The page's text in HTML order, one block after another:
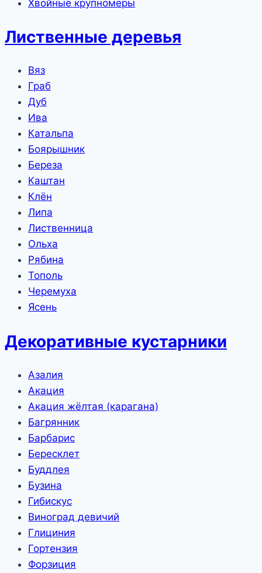
Хвойные крупномеры
Лиственные деревья
Вяз
Граб
Дуб
Ива
Катальпа
Боярышник
Береза
Каштан
Клён
Липа
Лиственница
Ольха
Рябина
Тополь
Черемуха
Ясень
Декоративные кустарники
Азалия
Акация
Акация жёлтая (карагана)
Багрянник
Барбарис
Бересклет
Буддлея
Бузина
Гибискус
Виноград девичий
Глициния
Гортензия
Форзиция